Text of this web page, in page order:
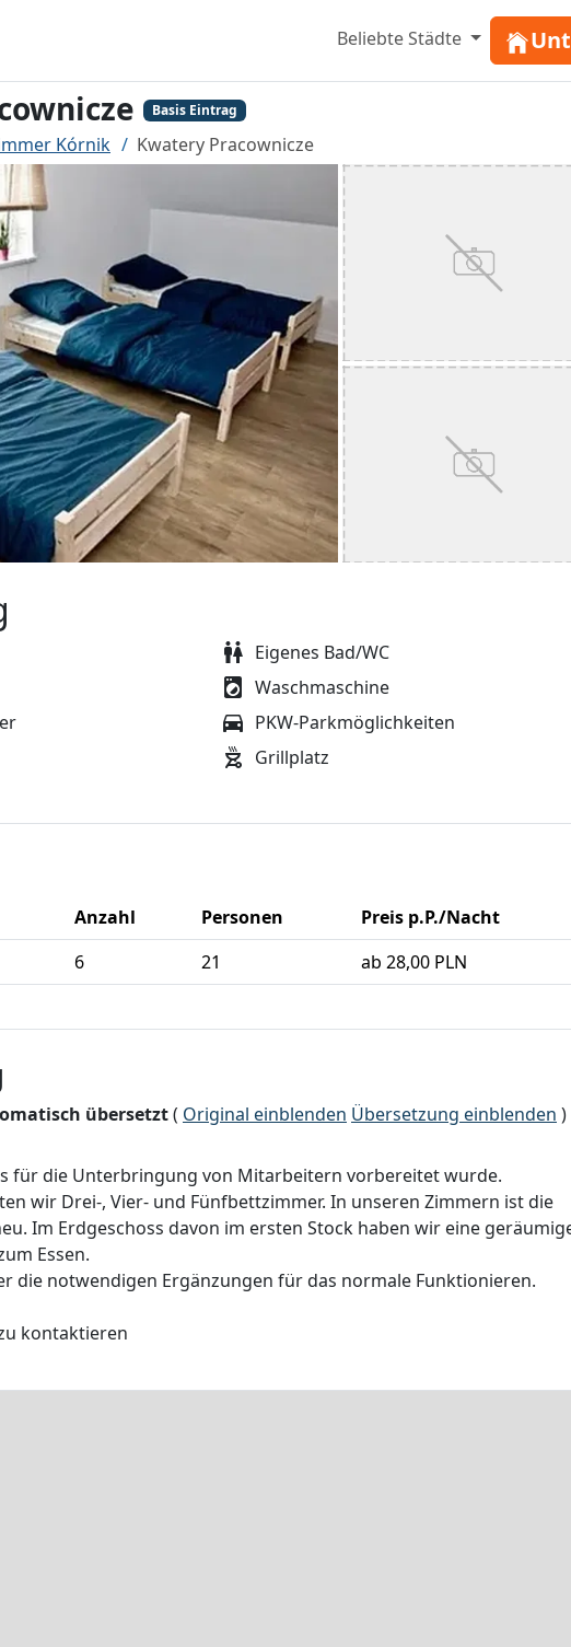
Beliebte Städte
Basis Eintrag
Kórnik Kwatery Pracownicze
Eigenes Bad/WC
Waschmaschine
PKW-Parkmöglichkeiten
Grillplatz
Anzahl Personen
Preis p.P./Nacht
6 21 ab 28,00 PLN
übersetzt( Original einblenden Übersetzung einblenden )
für die Unterbringung von Mitarbeitern vorbereitet wurde.
wir Drei-, Vier- und Fünfbettzimmer. In unseren Zimmern ist die
Im Erdgeschoss davon im ersten Stock haben wir eine
Essen.
die notwendigen Ergänzungen für das normale Funktionieren.
kontaktieren